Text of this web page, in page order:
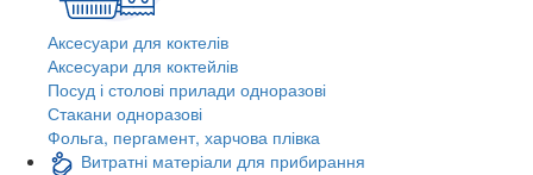
Аксесуари для коктелів
Аксесуари для коктейлів
Посуд і столові прилади одноразові
Стакани одноразові
Фольга, пергамент, харчова плівка
Витратні матеріали для прибирання